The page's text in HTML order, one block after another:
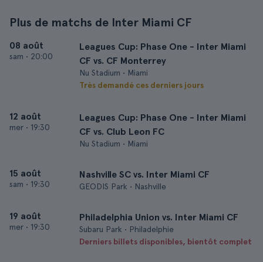
Plus de matchs de Inter Miami CF
08 août
sam • 20:00
Leagues Cup: Phase One - Inter Miami
CF vs. CF Monterrey
Nu Stadium • Miami
Très demandé ces derniers jours
12 août
mer • 19:30
Leagues Cup: Phase One - Inter Miami
CF vs. Club Leon FC
Nu Stadium • Miami
15 août
sam • 19:30
Nashville SC vs. Inter Miami CF
GEODIS Park • Nashville
19 août
mer • 19:30
Philadelphia Union vs. Inter Miami CF
Subaru Park • Philadelphie
Derniers billets disponibles, bientôt complet